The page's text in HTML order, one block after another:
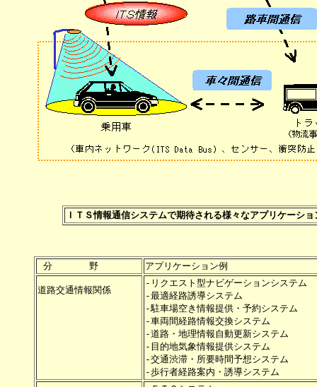
ＩＴＳ情報通信システムで期待される様々なアプリケーショ
道路交通情報関係
-リクエスト型ナビゲーション
-最適経路誘導シス
-駐車場空き情報提供・予約
-車両間経路情報交換シ
-道路・地理情報自動更新シ
-目的地気象情報提供シ
-交通渋滞・所要時間予想シ